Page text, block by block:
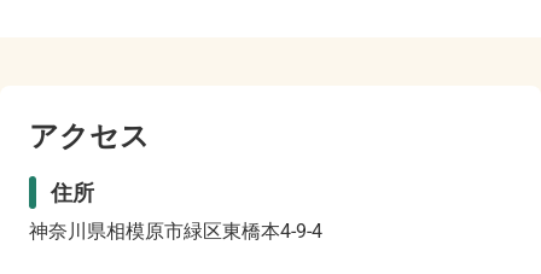
アクセス
住所
神奈川県相模原市緑区東橋本4-9-4